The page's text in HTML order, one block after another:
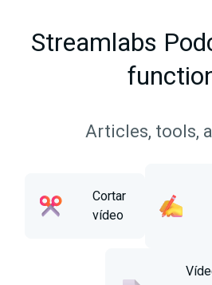
Streamlabs
Articles, tools,
Cortar
vídeo